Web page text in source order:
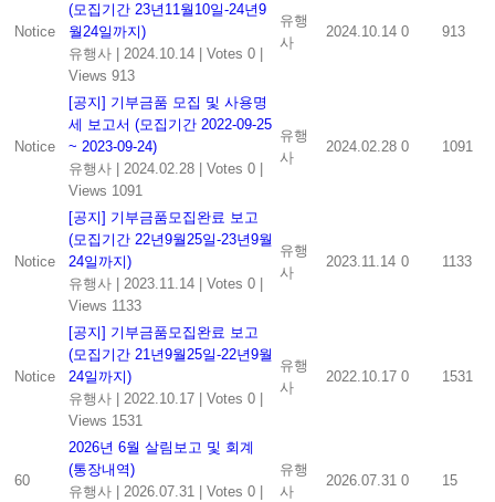
Notice
(모집기간 23년11월10일-24년9
월24일까지)
유행사
2024.10.14 Votes 0
Views 913
유행
사
2024.10.14 0 913
Notice
[공지] 기부금품 모집 및 사용명
세 보고서 (모집기간 2022-09-25
~ 2023-09-24)
유행사
2024.02.28 Votes 0
Views 1091
유행
사
2024.02.28 0 1091
Notice
[공지] 기부금품모집완료 보고
(모집기간 22년9월25일-23년9월
24일까지)
유행사
2023.11.14 Votes 0
Views 1133
유행
사
2023.11.14 0 1133
Notice
[공지] 기부금품모집완료 보고
(모집기간 21년9월25일-22년9월
24일까지)
유행사
2022.10.17 Votes 0
Views 1531
유행
사
2022.10.17 0 1531
60
2026년 6월 살림보고 및 회계
(통장내역)
유행사
2026.07.31 Votes 0
유행
사
2026.07.31 0 15